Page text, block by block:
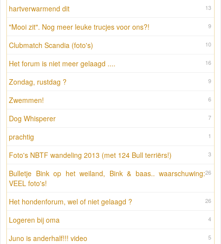
13
hartverwarmend dit
9
"Mooi zit". Nog meer leuke trucjes voor ons?!
10
Clubmatch Scandia (foto's)
16
Het forum is niet meer gelaagd ....
9
Zondag, rustdag ?
6
Zwemmen!
7
Dog Whisperer
1
prachtig
3
Foto's NBTF wandeling 2013 (met 124 Bull terriërs!)
26
Bulletje Bink op het weiland, Bink & baas.. waarschuwing:
VEEL foto's!
26
Het hondenforum, wel of niet gelaagd ?
4
Logeren bij oma
5
Juno is anderhalf!!! video